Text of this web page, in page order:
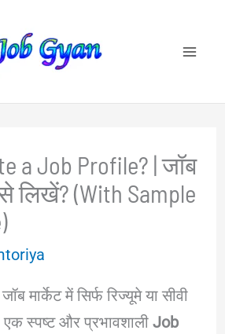
a Job Profile? | जॉब
लिखें? (With Sample
मार्केट में सिर्फ रिज्यूमे या सीवी
एक स्पष्ट और प्रभावशाली Job